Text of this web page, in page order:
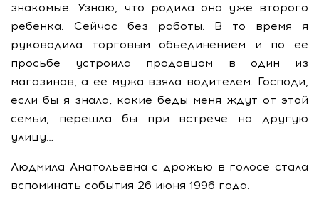
знакомые. Узнаю, что родила она уже второго
ребенка. Сейчас без работы. В то время я
руководила торговым объединением и по ее
просьбе устроила продавцом в один из
магазинов, а ее мужа взяла водителем. Господи,
если бы я знала, какие беды меня ждут от этой
семьи, перешла бы при встрече на другую
улицу…
Людмила Анатольевна с дрожью в голосе стала
вспоминать события 26 июня 1996 года.